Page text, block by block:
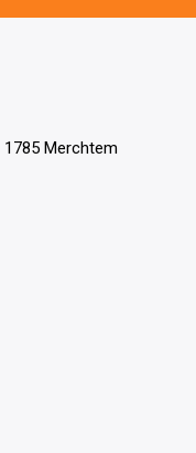
Merchtem